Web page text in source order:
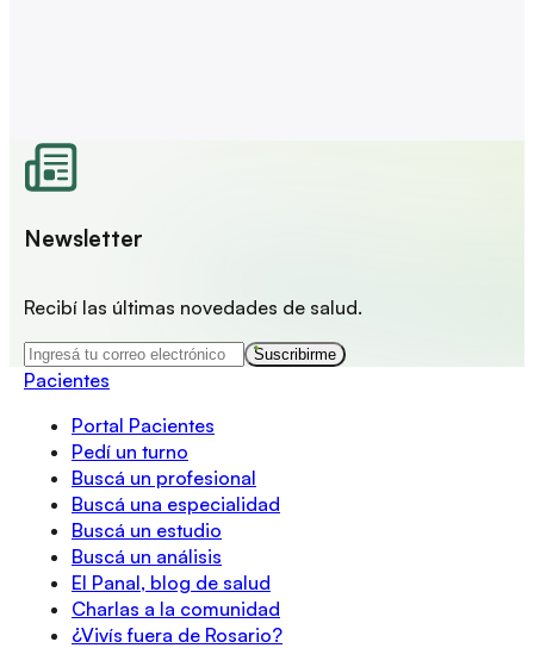
Newsletter
Recibí las últimas novedades de salud.
Suscribirme
Pacientes
Portal Pacientes
Pedí un turno
Buscá un profesional
Buscá una especialidad
Buscá un estudio
Buscá un análisis
El Panal, blog de salud
Charlas a la comunidad
¿Vivís fuera de Rosario?